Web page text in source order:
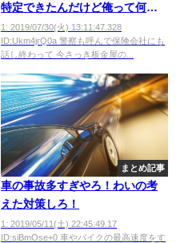
特定できたんだけど俺って何か
金入ってくる？
1: 2019/07/30(火) 13:11:47.328
ID:Ukm4jrQ0a 警察も呼んで保険会社にも
話し終わって 今さっき板金屋の...
まとめ記事
車の事故多すぎやろ！わいの考
えた対策しろ！
1: 2019/05/11(土) 22:45:49.17
ID:siBmOse+0 車やバイクの最高速度をす